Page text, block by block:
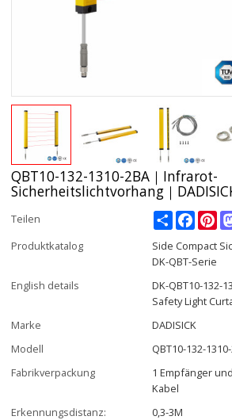
QBT10-132-1310-2BA｜Infrarot-
Sicherheitslichtvorhang｜
Teilen Share
Produktkatalog
Side Compact
DK-QBT-Serie
English details
DK-QBT10-132-
Safety Light
Marke
DADISICK
Modell
QBT10-132-
Fabrikverpackung
1 Empfänger
Kabel
Erkennungsdistanz:
0,3-3M